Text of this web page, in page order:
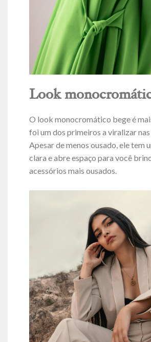
Look
O look monocromático bege é
foi um dos primeiros a viralizar
Apesar de menos ousado, ele tem
clara e abre espaço para você
acessórios mais ousados.